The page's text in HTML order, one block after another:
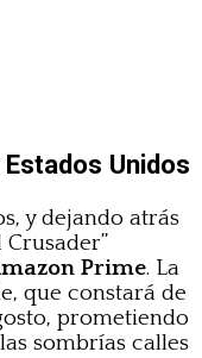
Unidos
y dejando atrás
Prime. La
que constará de
prometiendo
sombrías calles